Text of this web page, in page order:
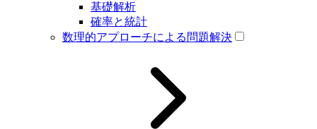
基礎解析
確率と統計
数理的アプローチによる問題解決